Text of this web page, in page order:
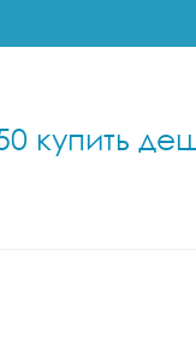
купить